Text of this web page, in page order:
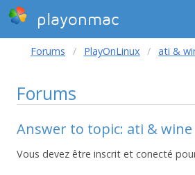
playonmac
Forums PlayOnLinux ati &
Forums
Answer to topic: ati & wine
Vous devez être inscrit et conecté